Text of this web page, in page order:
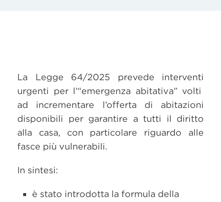
La Legge 64/2025 prevede interventi
urgenti per l’“emergenza abitativa” volti
ad incrementare l’offerta di abitazioni
disponibili per garantire a tutti il diritto
alla casa, con particolare riguardo alle
fasce più vulnerabili.
In sintesi:
è stato introdotta la formula della